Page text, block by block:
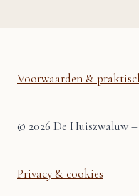
Voorwaarden &
© 2026 De Huiszwaluw
Privacy & cookies